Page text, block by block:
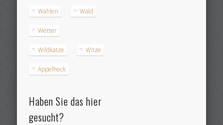
Wahlen Wald
Wetter
Wildkatze Witze
Äppelheck
Haben Sie das hier
gesucht?